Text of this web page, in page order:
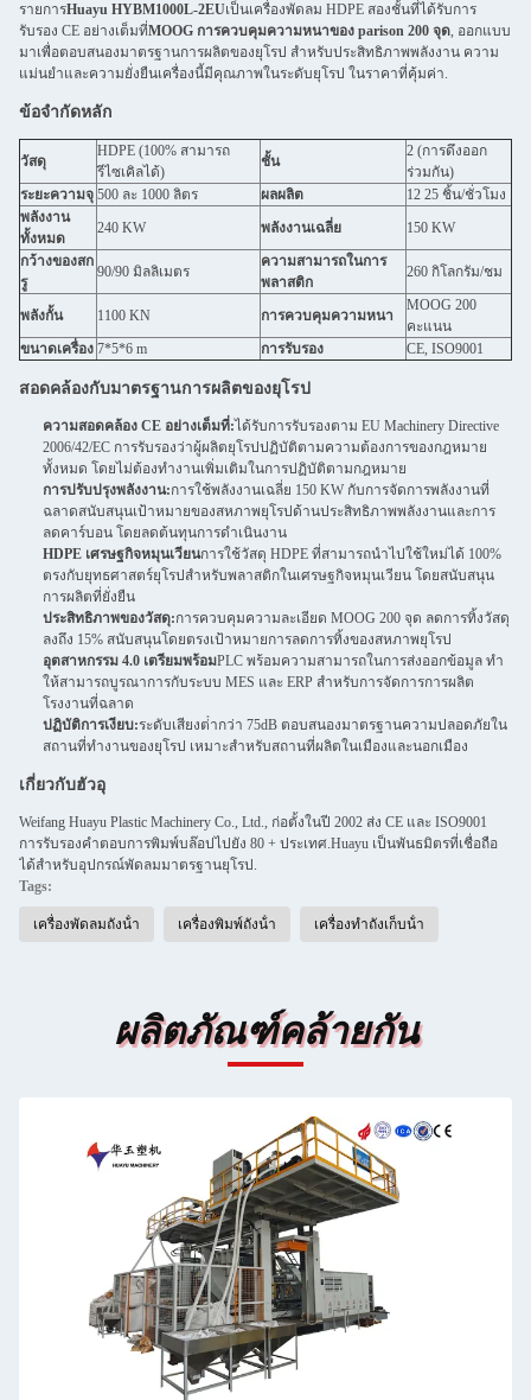
รายการHuayu HYBM1000L-2EUเป็นเครื่องพัดลม HDPE สองชั้นที่ได้รับการ
รับรอง CE อย่างเต็มที่MOOG การควบคุมความหนาของ parison 200 จุด, ออกแบบ
มาเพื่อตอบสนองมาตรฐานการผลิตของยุโรป สําหรับประสิทธิภาพพลังงาน ความ
แม่นยําและความยั่งยืนเครื่องนี้มีคุณภาพในระดับยุโรป ในราคาที่คุ้มค่า.
ข้อจํากัดหลัก
วัสดุ
HDPE (100% สามารถ
รีไซเคิลได้)
ชั้น
2 (การดึงออก
ร่วมกัน)
ระยะความจุ 500 ละ 1000 ลิตร ผลผลิต
12 25 ชิ้น/ชั่วโมง
พลังงาน
ทั้งหมด
240 KW พลังงานเฉลี่ย
150 KW
กว้างของสก
รู
90/90 มิลลิเมตร
ความสามารถในการ
พลาสติก
260 กิโลกรัม/ชม
พลังกั้น 1100 KN การควบคุมความหนา
MOOG 200
คะแนน
ขนาดเครื่อง 7*5*6 m การรับรอง CE, ISO9001
สอดคล้องกับมาตรฐานการผลิตของยุโรป
ความสอดคล้อง CE อย่างเต็มที่:ได้รับการรับรองตาม EU Machinery Directive
2006/42/EC การรับรองว่าผู้ผลิตยุโรปปฏิบัติตามความต้องการของกฎหมาย
ทั้งหมด โดยไม่ต้องทํางานเพิ่มเติมในการปฏิบัติตามกฎหมาย
การปรับปรุงพลังงาน:การใช้พลังงานเฉลี่ย 150 KW กับการจัดการพลังงานที่
ฉลาดสนับสนุนเป้าหมายของสหภาพยุโรปด้านประสิทธิภาพพลังงานและการ
ลดคาร์บอน โดยลดต้นทุนการดําเนินงาน
HDPE เศรษฐกิจหมุนเวียนการใช้วัสดุ HDPE ที่สามารถนําไปใช้ใหม่ได้ 100%
ตรงกับยุทธศาสตร์ยุโรปสําหรับพลาสติกในเศรษฐกิจหมุนเวียน โดยสนับสนุน
การผลิตที่ยั่งยืน
ประสิทธิภาพของวัสดุ:การควบคุมความละเอียด MOOG 200 จุด ลดการทิ้งวัสดุ
ลงถึง 15% สนับสนุนโดยตรงเป้าหมายการลดการทิ้งของสหภาพยุโรป
อุตสาหกรรม 4.0 เตรียมพร้อมPLC พร้อมความสามารถในการส่งออกข้อมูล ทํา
ให้สามารถบูรณาการกับระบบ MES และ ERP สําหรับการจัดการการผลิต
โรงงานที่ฉลาด
ปฏิบัติการเงียบ:ระดับเสียงต่ํากว่า 75dB ตอบสนองมาตรฐานความปลอดภัยใน
สถานที่ทํางานของยุโรป เหมาะสําหรับสถานที่ผลิตในเมืองและนอกเมือง
เกี่ยวกับฮัวอุ
Weifang Huayu Plastic Machinery Co., Ltd., ก่อตั้งในปี 2002 ส่ง CE และ ISO9001
การรับรองคําตอบการพิมพ์บล๊อปไปยัง 80 + ประเทศ.Huayu เป็นพันธมิตรที่เชื่อถือ
ได้สําหรับอุปกรณ์พัดลมมาตรฐานยุโรป.
Tags:
เครื่องพัดลมถังน้ํา เครื่องพิมพ์ถังน้ํา เครื่องทําถังเก็บน้ํา
ผลิตภัณฑ์คล้ายกัน